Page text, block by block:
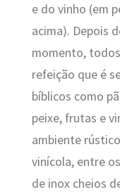
e do vinho (em
acima). Depois
momento,
refeição que é
bíblicos como
peixe, frutas e
ambiente
vinícola, entre
de inox cheios